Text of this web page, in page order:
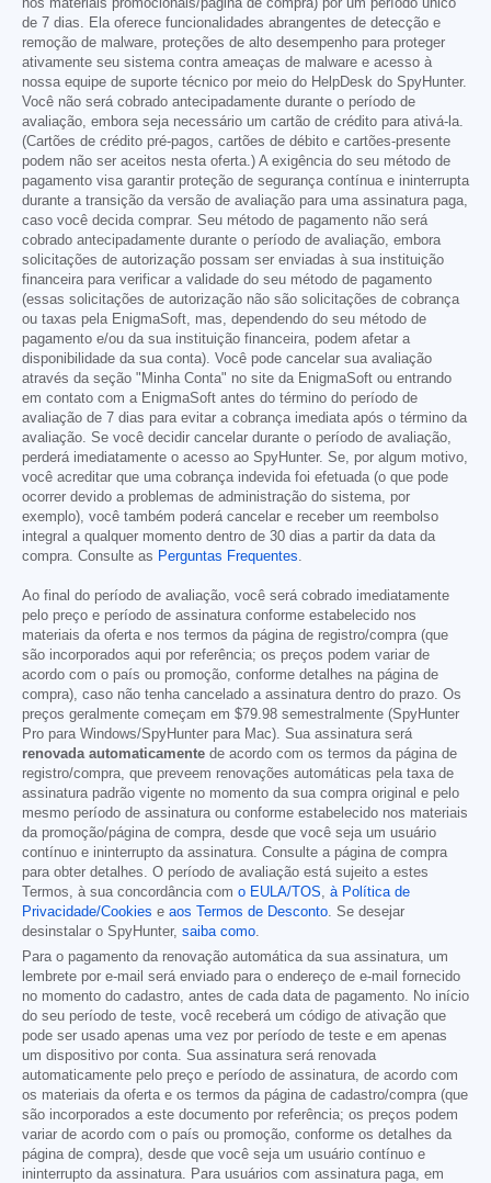
nos materiais promocionais/página de compra) por um período único
de 7 dias. Ela oferece funcionalidades abrangentes de detecção e
remoção de malware, proteções de alto desempenho para proteger
ativamente seu sistema contra ameaças de malware e acesso à
nossa equipe de suporte técnico por meio do HelpDesk do SpyHunter.
Você não será cobrado antecipadamente durante o período de
avaliação, embora seja necessário um cartão de crédito para ativá-la.
(Cartões de crédito pré-pagos, cartões de débito e cartões-presente
podem não ser aceitos nesta oferta.) A exigência do seu método de
pagamento visa garantir proteção de segurança contínua e ininterrupta
durante a transição da versão de avaliação para uma assinatura paga,
caso você decida comprar. Seu método de pagamento não será
cobrado antecipadamente durante o período de avaliação, embora
solicitações de autorização possam ser enviadas à sua instituição
financeira para verificar a validade do seu método de pagamento
(essas solicitações de autorização não são solicitações de cobrança
ou taxas pela EnigmaSoft, mas, dependendo do seu método de
pagamento e/ou da sua instituição financeira, podem afetar a
disponibilidade da sua conta). Você pode cancelar sua avaliação
através da seção "Minha Conta" no site da EnigmaSoft ou entrando
em contato com a EnigmaSoft antes do término do período de
avaliação de 7 dias para evitar a cobrança imediata após o término da
avaliação. Se você decidir cancelar durante o período de avaliação,
perderá imediatamente o acesso ao SpyHunter. Se, por algum motivo,
você acreditar que uma cobrança indevida foi efetuada (o que pode
ocorrer devido a problemas de administração do sistema, por
exemplo), você também poderá cancelar e receber um reembolso
integral a qualquer momento dentro de 30 dias a partir da data da
compra. Consulte as Perguntas Frequentes.
Ao final do período de avaliação, você será cobrado imediatamente
pelo preço e período de assinatura conforme estabelecido nos
materiais da oferta e nos termos da página de registro/compra (que
são incorporados aqui por referência; os preços podem variar de
acordo com o país ou promoção, conforme detalhes na página de
compra), caso não tenha cancelado a assinatura dentro do prazo. Os
preços geralmente começam em $79.98 semestralmente (SpyHunter
Pro para Windows/SpyHunter para Mac). Sua assinatura será
renovada automaticamente de acordo com os termos da página de
registro/compra, que preveem renovações automáticas pela taxa de
assinatura padrão vigente no momento da sua compra original e pelo
mesmo período de assinatura ou conforme estabelecido nos materiais
da promoção/página de compra, desde que você seja um usuário
contínuo e ininterrupto da assinatura. Consulte a página de compra
para obter detalhes. O período de avaliação está sujeito a estes
Termos, à sua concordância com o EULA/TOS, à Política de
Privacidade/Cookies e aos Termos de Desconto. Se desejar
desinstalar o SpyHunter, saiba como.
Para o pagamento da renovação automática da sua assinatura, um
lembrete por e-mail será enviado para o endereço de e-mail fornecido
no momento do cadastro, antes de cada data de pagamento. No início
do seu período de teste, você receberá um código de ativação que
pode ser usado apenas uma vez por período de teste e em apenas
um dispositivo por conta. Sua assinatura será renovada
automaticamente pelo preço e período de assinatura, de acordo com
os materiais da oferta e os termos da página de cadastro/compra (que
são incorporados a este documento por referência; os preços podem
variar de acordo com o país ou promoção, conforme os detalhes da
página de compra), desde que você seja um usuário contínuo e
ininterrupto da assinatura. Para usuários com assinatura paga, em